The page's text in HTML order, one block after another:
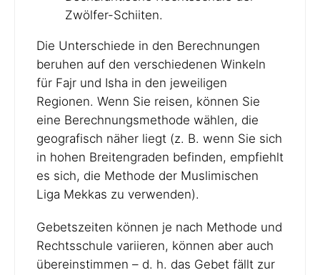
Zwölfer-Schiiten.
Die Unterschiede in den Berechnungen
beruhen auf den verschiedenen Winkeln
für Fajr und Isha in den jeweiligen
Regionen. Wenn Sie reisen, können Sie
eine Berechnungsmethode wählen, die
geografisch näher liegt (z. B. wenn Sie sich
in hohen Breitengraden befinden, empfiehlt
es sich, die Methode der Muslimischen
Liga Mekkas zu verwenden).
Gebetszeiten können je nach Methode und
Rechtsschule variieren, können aber auch
übereinstimmen – d. h. das Gebet fällt zur